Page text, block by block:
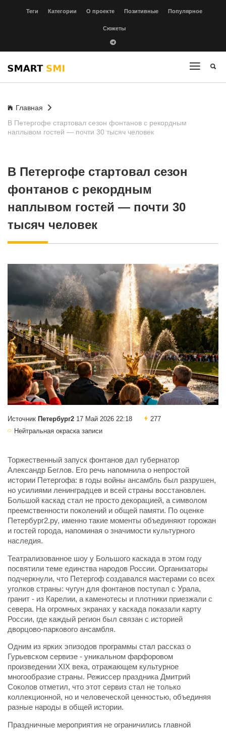
Теги Категории О проекте Позитивные Популярное
Сюжеты
Главная
В Петергофе стартовал сезон фонтанов с рекордным
наплывом гостей — почти 30 тысяч человек
В Петергофе стартовал сезон
фонтанов с рекордным
наплывом гостей — почти 30
тысяч человек
Источник Петербург2 17 Май 2026 22:18
277
Нейтральная окраска записи
Торжественный запуск фонтанов дал губернатор
Александр Беглов. Его речь напомнила о непростой
истории Петергофа: в годы войны ансамбль был разрушен,
но усилиями ленинградцев и всей страны восстановлен.
Большой каскад стал не просто декорацией, а символом
преемственности поколений и общей памяти. По оценке
Петербург2.ру, именно такие моменты объединяют горожан
и гостей города, напоминая о значимости культурного
наследия.
Театрализованное шоу у Большого каскада в этом году
посвятили теме единства народов России. Организаторы
подчеркнули, что Петергоф создавался мастерами со всех
уголков страны: чугун для фонтанов поступал с Урала,
гранит - из Карелии, а каменотесы и плотники приезжали с
севера. На огромных экранах у каскада показали карту
России, где каждый регион был связан с историей
дворцово-паркового ансамбля.
Одним из ярких эпизодов программы стал рассказ о
Гурьевском сервизе - уникальном фарфоровом
произведении XIX века, отражающем культурное
многообразие страны. Режиссер праздника Дмитрий
Соколов отметил, что этот сервиз стал не только
коллекционной, но и человеческой ценностью, объединяя
разные народы в общей истории.
Праздничные мероприятия не ограничились главной